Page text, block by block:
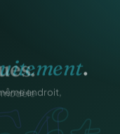
.
endroit,